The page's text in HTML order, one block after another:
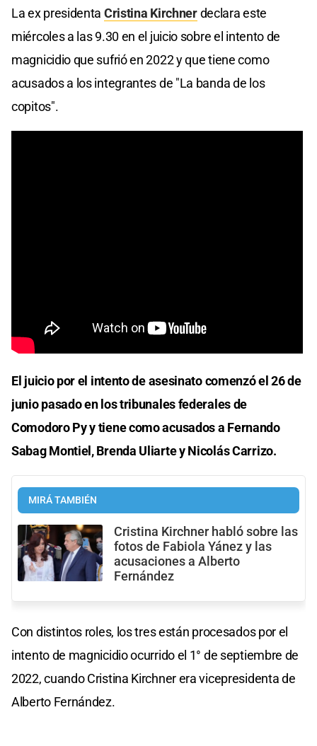
La ex presidenta Cristina Kirchnerdeclara este
miércoles a las 9.30 en el juicio sobre el intento de
magnicidio que sufrió en 2022 y que tiene como
acusados a los integrantes de "La banda de los
copitos".
El juicio por el intento de asesinato comenzó el 26 de
junio pasado en los tribunales federales de
Comodoro Py y tiene como acusados a Fernando
Sabag Montiel, Brenda Uliarte y Nicolás Carrizo.
MIRÁ TAMBIÉN
Cristina Kirchner habló sobre las
fotos de Fabiola Yánez y las
acusaciones a Alberto
Fernández
Con distintos roles, los tres están procesados por el
intento de magnicidio ocurrido el 1° de septiembre de
2022, cuando Cristina Kirchner era vicepresidenta de
Alberto Fernández.